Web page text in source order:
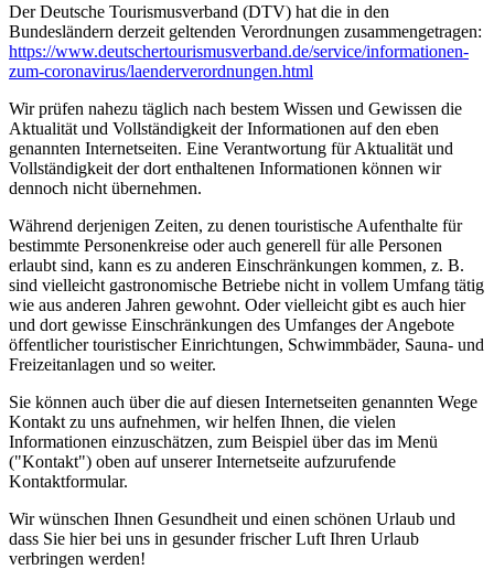
Der Deutsche Tourismusverband (DTV) hat die in den
Bundesländern derzeit geltenden Verordnungen zusammengetragen:
https://www.deutscher­tourismusverband.de/­service/­informationen-
zum-coronavirus/­laenderverordnungen.html
Wir prüfen nahezu täglich nach bestem Wissen und Gewissen die
Aktualität und Vollständigkeit der Informationen auf den eben
genannten Internetseiten. Eine Verantwortung für Aktualität und
Vollständigkeit der dort enthaltenen Informationen können wir
dennoch nicht übernehmen.
Während derjenigen Zeiten, zu denen touristische Aufenthalte für
bestimmte Personenkreise oder auch generell für alle Personen
erlaubt sind, kann es zu anderen Einschränkungen kommen, z. B.
sind vielleicht gastronomische Betriebe nicht in vollem Umfang tätig
wie aus anderen Jahren gewohnt. Oder vielleicht gibt es auch hier
und dort gewisse Einschränkungen des Umfanges der Angebote
öffentlicher touristischer Einrichtungen, Schwimmbäder, Sauna- und
Freizeitanlagen und so weiter.
Sie können auch über die auf diesen Internetseiten genannten Wege
Kontakt zu uns aufnehmen, wir helfen Ihnen, die vielen
Informationen einzuschätzen, zum Beispiel über das im Menü
("Kontakt") oben auf unserer Internetseite aufzurufende
Kontaktformular.
Wir wünschen Ihnen Gesundheit und einen schönen Urlaub und
dass Sie hier bei uns in gesunder frischer Luft Ihren Urlaub
verbringen werden!